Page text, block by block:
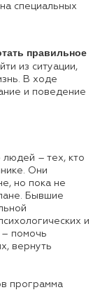
специальных
правильное
из ситуации,
В ходе
и поведение
– тех, кто
Они
но пока не
Бывшие
и
помочь
вернуть
программа